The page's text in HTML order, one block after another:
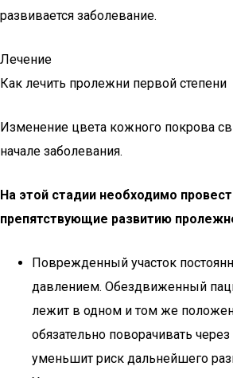
развивается заболевание.
Лечение
Как лечить пролежни первой степени
Изменение цвета кожного покрова
начале заболевания.
На этой стадии необходимо
препятствующие развитию
Поврежденный участок
давлением. Обездвиженный
лежит в одном и том же
обязательно поворачивать
уменьшит риск дальнейшего